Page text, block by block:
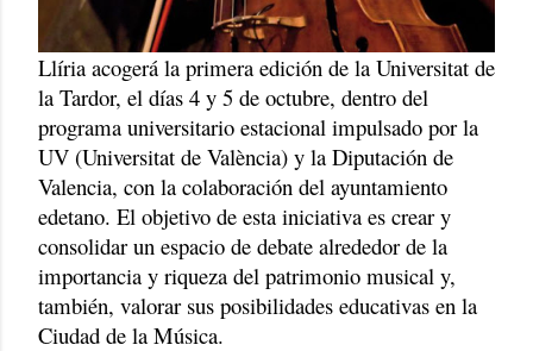
Llíria acogerá la primera edición de la Universitat de
la Tardor, el días 4 y 5 de octubre, dentro del
programa universitario estacional impulsado por la
UV (Universitat de València) y la Diputación de
Valencia, con la colaboración del ayuntamiento
edetano. El objetivo de esta iniciativa es crear y
consolidar un espacio de debate alrededor de la
importancia y riqueza del patrimonio musical y,
también, valorar sus posibilidades educativas en la
Ciudad de la Música.